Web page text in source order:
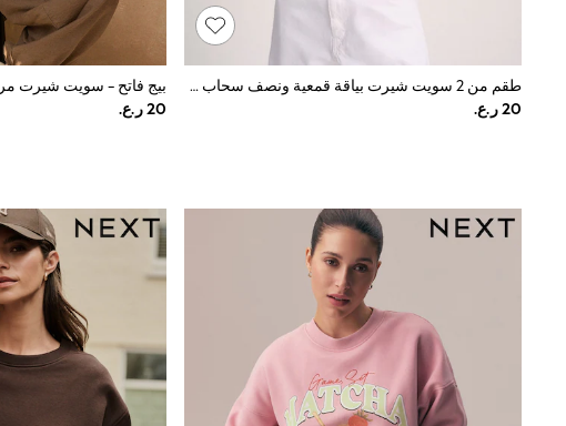
Socks & Tights
Multipacks
All Girls Sports & Swimwear
Joggers
adidas
Coats & Jackets
Bags & Accessories
Shirts
Polo Shirts
Shop all
طقم من 2 سويت شيرت بياقة قمعية ونصف سحاب من The Set